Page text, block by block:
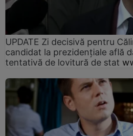
UPDATE Zi decisivă pentru
candidat la prezidențiale află
tentativă de lovitură de stat